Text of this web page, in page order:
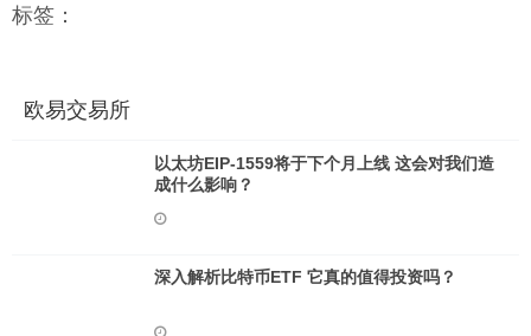
标签：
欧易交易所
以太坊EIP-1559将于下个月上线 这会对我们造
成什么影响？
深入解析比特币ETF 它真的值得投资吗？